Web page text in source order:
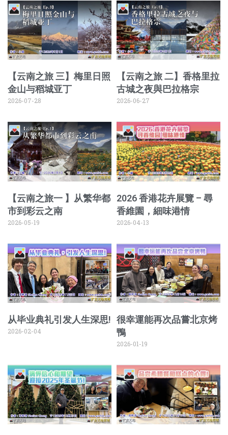
【云南之旅 三】梅里日照
金山与稻城亚丁
2026-07-28
【云南之旅 二】香格里拉
古城之夜與巴拉格宗
2026-06-27
【云南之旅一 】从繁华都
市到彩云之南
2026-05-19
2026 香港花卉展覽 – 尋
香維園，細味港情
2026-04-13
从毕业典礼引发人生深思!
2026-02-04
很幸運能再次品嘗北京烤
鴨
2026-01-19